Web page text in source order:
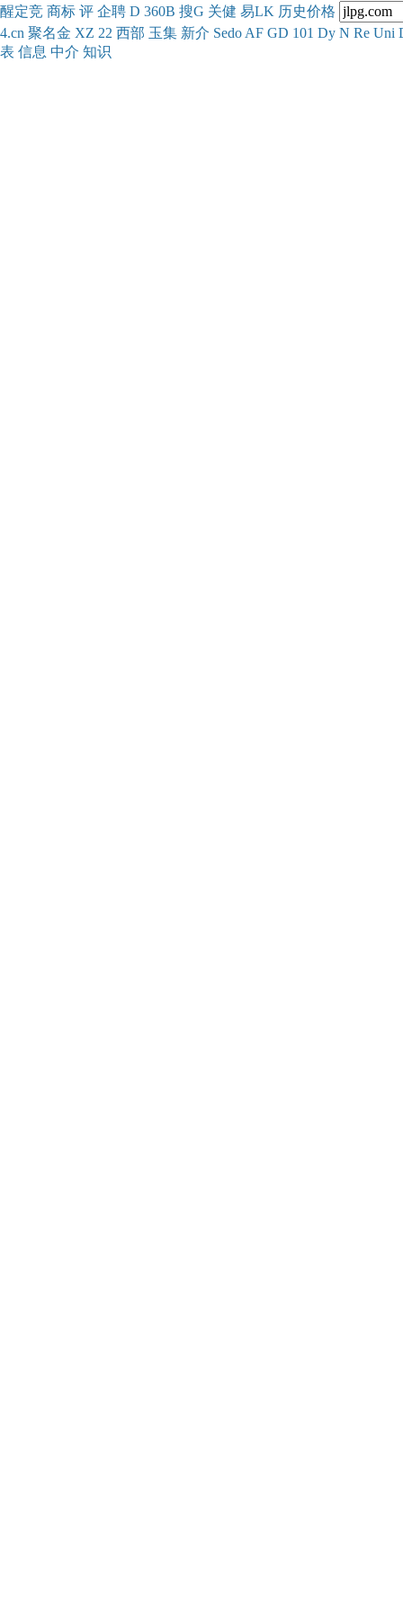
醒定竞 商标 评 企聘 D 360B 搜G 关健 易LK 历史价格
4.cn 聚名金 XZ 22 西部 玉集 新介 Sedo AF GD 101 Dy N Re Uni
表 信息 中介 知识